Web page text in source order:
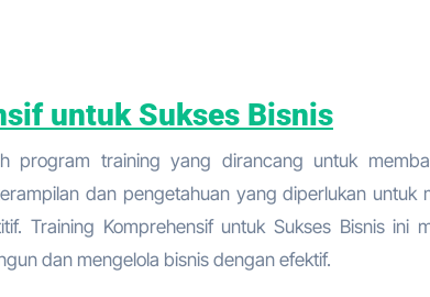
untuk Sukses Bisnis
program training yang dirancang untuk
dan pengetahuan yang diperlukan untuk
Training Komprehensif untuk Sukses Bisnis ini
dan mengelola bisnis dengan efektif.